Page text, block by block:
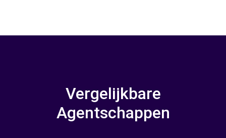
Vergelijkbare
Agentschappen